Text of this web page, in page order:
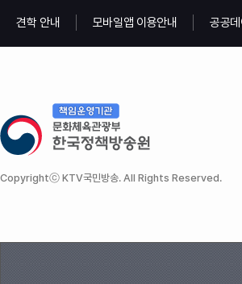
견학 안내 모바일앱 이용안내 공공
Copyrightⓒ KTV국민방송. All Rights Reserved.